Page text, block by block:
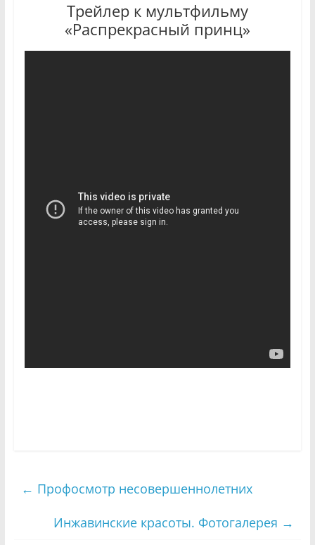
Трейлер к мультфильму
«Распрекрасный принц»
← Профосмотр несовершеннолетних
Инжавинские красоты. Фотогалерея →